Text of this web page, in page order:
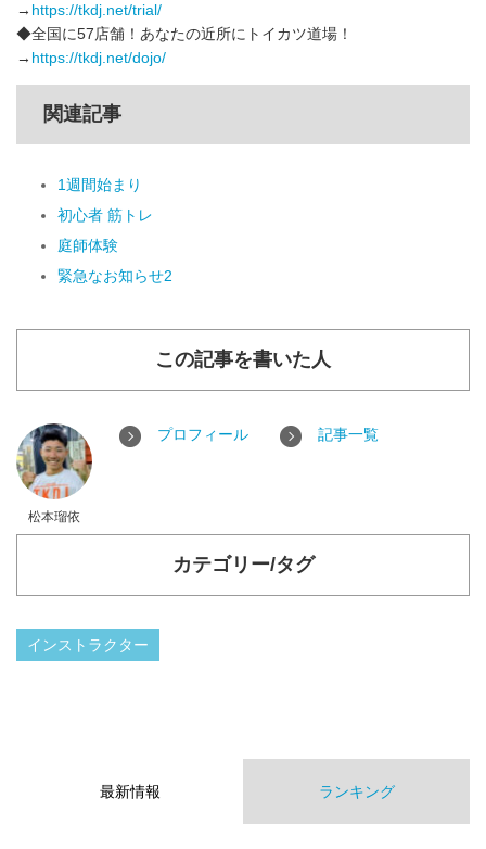
→ https://tkdj.net/trial/
◆全国に57店舗！あなたの近所にトイカツ道場！
→ https://tkdj.net/dojo/
関連記事
1週間始まり
初心者 筋トレ
庭師体験
緊急なお知らせ2
この記事を書いた人
松本瑠依
プロフィール 記事一覧
カテゴリー/タグ
インストラクター
最新情報 ランキング